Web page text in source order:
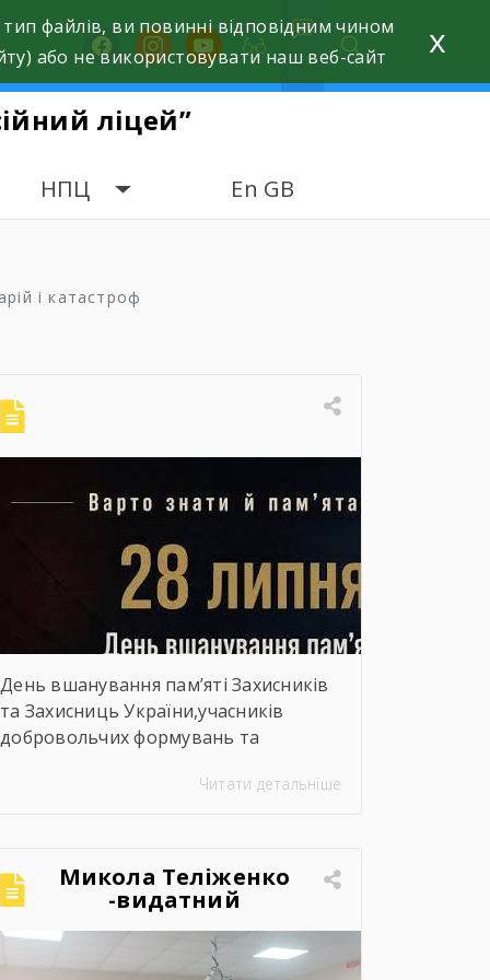
facebookinstagramyoutube
ліцей”
НПЦ En GB
і катастроф
День вшанування пам’яті Захисників
та Захисниць України,учасників
добровольчих формувань та
закатовані або загинули у полоні
Читати детальніше
Микола Теліженко
-видатний
український
художник, графік,
скульптор, майстер
файлів, ви повинні відповідним чином
або не використовувати наш веб-сайт
x